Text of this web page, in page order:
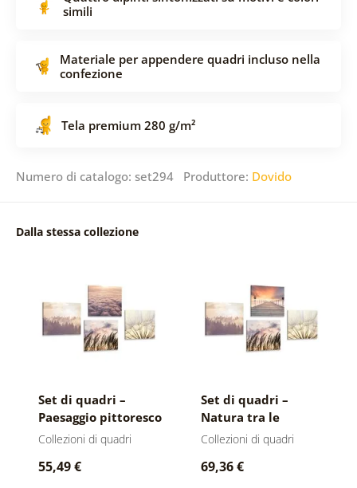
simili
Materiale per appendere quadri incluso nella
confezione
Tela premium 280 g/m²
Numero di catalogo: set294 Produttore: Dovido
Dalla stessa collezione
Set di quadri –
Paesaggio pittoresco
al tramonto
Collezioni di quadri
55,49 €
Set di quadri –
Natura tra le
braccia del sole
Collezioni di quadri
69,36 €